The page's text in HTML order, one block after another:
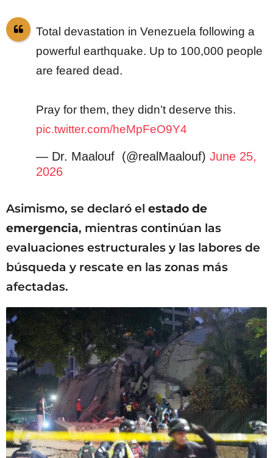
Total devastation in Venezuela following a
powerful earthquake. Up to 100,000 people
are feared dead.
Pray for them, they didn’t deserve this.
pic.twitter.com/heMpFeO9Y4
— Dr. Maalouf ‏ (@realMaalouf) June 25,
2026
Asimismo, se declaró el estado de
emergencia, mientras continúan las
evaluaciones estructurales y las labores de
búsqueda y rescate en las zonas más
afectadas.